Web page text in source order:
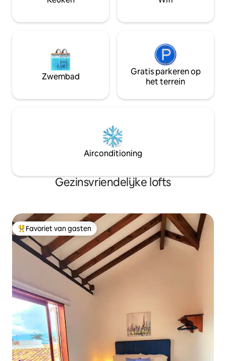
een sauna, een zwembad en bars,
terrein.
Stappen naar
eetgelegenheden
Zwembad
Gratis parkeren op
het terrein
Airconditioning
Gezinsvriendelijke lofts
Topfavoriet van gasten
Favoriet van gasten